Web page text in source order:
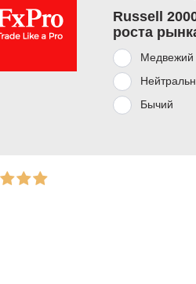
Russell
роста
Медвежий
Бычий